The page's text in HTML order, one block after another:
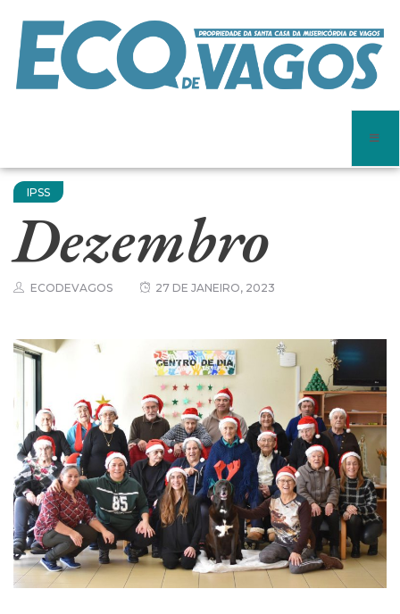
IPSS
Dezembro
ECODEVAGOS 27 DE JANEIRO, 2023